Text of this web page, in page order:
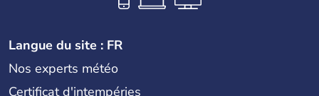
Langue du site : FR
Nos experts météo
Certificat d'intempéries